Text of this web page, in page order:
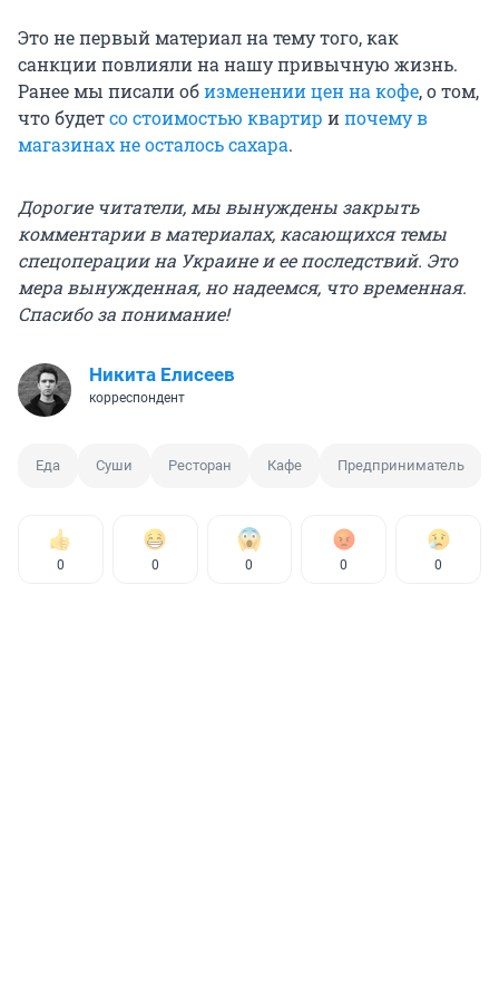
Это не первый материал на тему того, как
санкции повлияли на нашу привычную жизнь.
Ранее мы писали обизменении цен на кофе, о том,
что будетсо стоимостью квартир ипочему в
магазинах не осталось сахара.
Дорогие читатели, мы вынуждены закрыть
комментарии в материалах, касающихся темы
спецоперации на Украине и ее последствий. Это
мера вынужденная, но надеемся, что временная.
Спасибо за понимание!
Никита Елисеев
корреспондент
Еда Суши Ресторан Кафе Предприниматель
0 0 0 0 0